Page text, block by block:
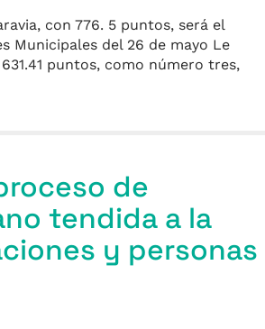
con 776. 5 puntos, será el
Municipales del 26 de mayo Le
puntos, como número tres,
de
tendida a la
y personas